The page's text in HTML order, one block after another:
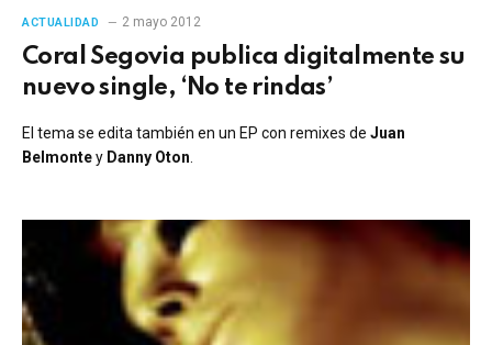
ACTUALIDAD 2 mayo 2012
Coral Segovia publica digitalmente su
nuevo single, ‘No te rindas’
El tema se edita también en un EP con remixes de Juan
Belmontey Danny Oton